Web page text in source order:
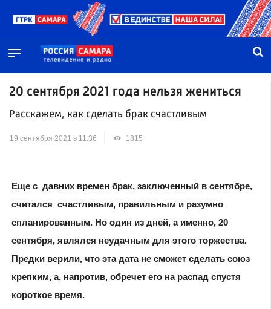
20 сентября 2021 года нельзя жениться
Расскажем, как сделать брак счастливым
19 сентября 2021 в 11:36 1815
Еще с давних времен брак, заключенный в сентябре,
считался счастливым, правильным и разумно
спланированным. Но один из дней, а именно, 20
сентября, являлся неудачным для этого торжества.
Предки верили, что эта дата не сможет сделать союз
крепким, а, напротив, обречет его на распад спустя
короткое время.